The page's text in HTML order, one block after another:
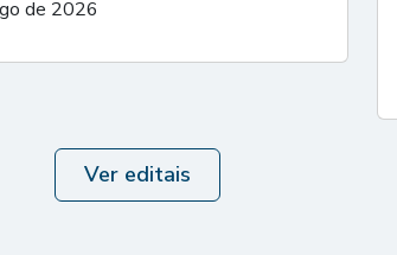
de 2026
Ver editais